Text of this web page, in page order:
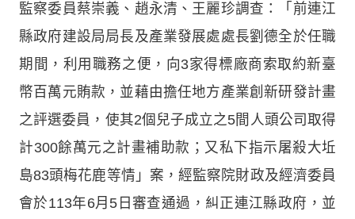
監察委員蔡崇義、趙永清、王麗珍調查：「前連江
縣政府建設局局長及產業發展處處長劉德全於任職
期間，利用職務之便，向3家得標廠商索取約新臺
幣百萬元賄款，並藉由擔任地方產業創新研發計畫
之評選委員，使其2個兒子成立之5間人頭公司取得
計300餘萬元之計畫補助款；又私下指示屠殺大坵
島83頭梅花鹿等情」案，經監察院財政及經濟委員
會於113年6月5日審查通過，糾正連江縣政府，並